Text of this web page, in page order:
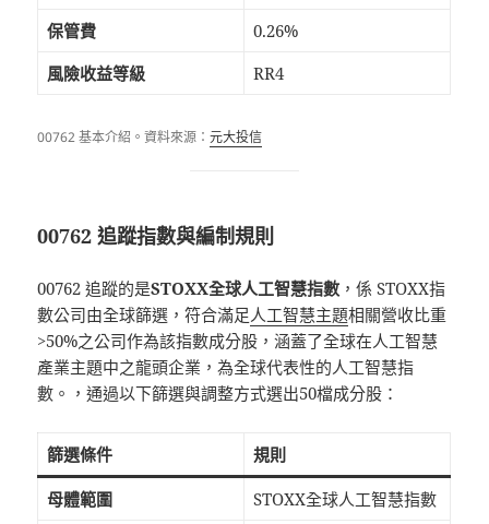
保管費
0.26%
風險收益等級
RR4
00762 基本介紹。資料來源：元大投信
00762 追蹤指數與編制規則
00762 追蹤的是STOXX全球人工智慧指數 ，係 STOXX指
數公司由全球篩選，符合滿足人工智慧主題相關營收比重
>50%之公司作為該指數成分股，涵蓋了全球在人工智慧
產業主題中之龍頭企業，為全球代表性的人工智慧指
數。，通過以下篩選與調整方式選出50檔成分股：
篩選條件 規則
母體範圍
STOXX全球人工智慧指數